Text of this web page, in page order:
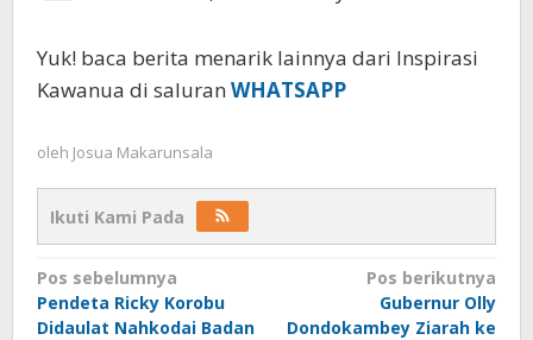
Yuk! baca berita menarik lainnya dari Inspirasi
Kawanua di saluran WHATSAPP
oleh Josua Makarunsala
Ikuti Kami Pada
Navigasi
pos
Pos sebelumnya
Pendeta Ricky Korobu
Didaulat Nahkodai Badan
Pos berikutnya
Gubernur Olly
Dondokambey Ziarah ke